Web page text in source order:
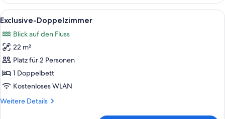
Annex
Alle
Fotos
für
Exclusive-
Doppelzimmer
anzeigen
Exclusive-Doppelzimmer |
12
Exclusive-Doppelzimmer
Blick auf den Fluss
22 m²
Platz für 2 Personen
1 Doppelbett
Kostenloses WLAN
Weitere Details
Weitere